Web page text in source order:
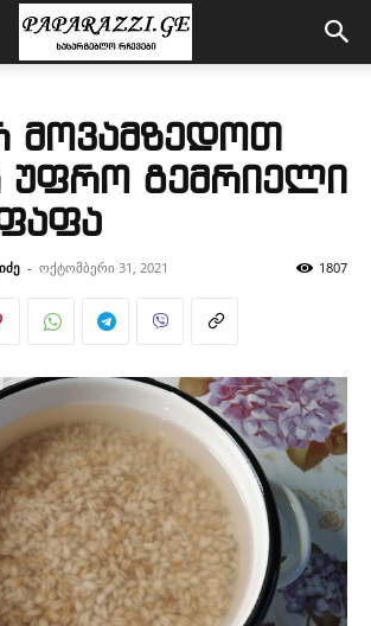
მოვამზედოთ
უფრო გემრიელი
- ოქტომბერი 31, 2021 1807